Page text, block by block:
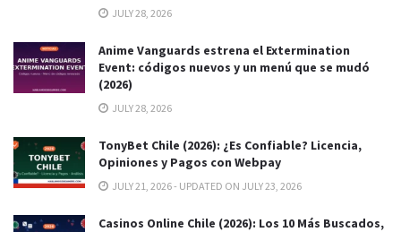
JULY 28, 2026
Anime Vanguards estrena el Extermination
Event: códigos nuevos y un menú que se mudó
(2026)
JULY 28, 2026
TonyBet Chile (2026): ¿Es Confiable? Licencia,
Opiniones y Pagos con Webpay
JULY 21, 2026 - UPDATED ON JULY 23, 2026
Casinos Online Chile (2026): Los 10 Más Buscados,